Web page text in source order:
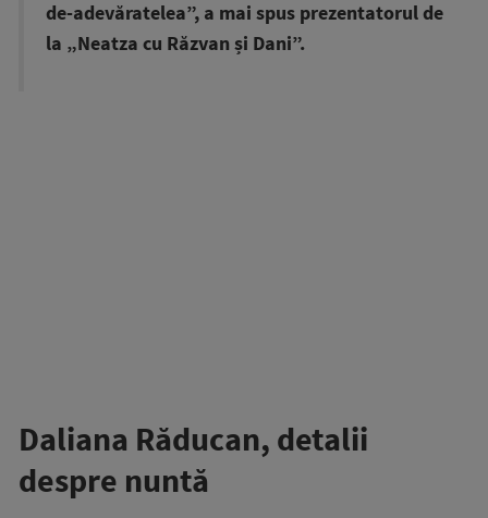
de-adevăratelea”, a mai spus prezentatorul de
la „Neatza cu Răzvan și Dani”.
Daliana Răducan, detalii
despre nuntă